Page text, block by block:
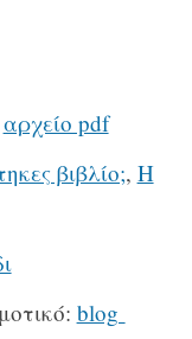
αρχείο pdf
βιβλίο;, Η
blog